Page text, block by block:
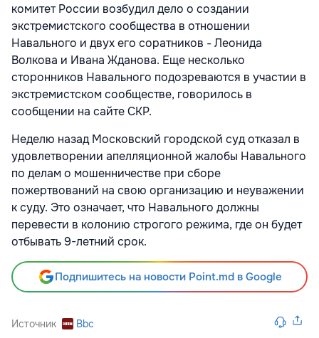
комитет России возбудил дело о создании
экстремистского сообщества в отношении
Навального и двух его соратников - Леонида
Волкова и Ивана Жданова. Еще несколько
сторонников Навального подозреваются в участии в
экстремистском сообществе, говорилось в
сообщении на сайте СКР.
Неделю назад Московский городской суд отказал в
удовлетворении апелляционной жалобы Навального
по делам о мошенничестве при сборе
пожертвований на свою организацию и неуважении
к суду. Это означает, что Навального должны
перевести в колонию строгого режима, где он будет
отбывать 9-летний срок.
Подпишитесь на новости Point.md в Google
Источник Bbc